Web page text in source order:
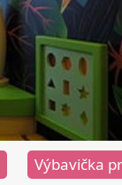
Výbavička